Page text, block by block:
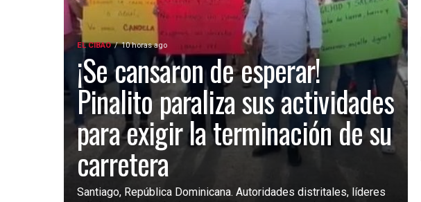
EL CIBAO 10 horas ago
¡Se cansaron de esperar!
Pinalito paraliza sus actividades
para exigir la terminación de su
carretera
Santiago, República Dominicana. Autoridades distritales, líderes